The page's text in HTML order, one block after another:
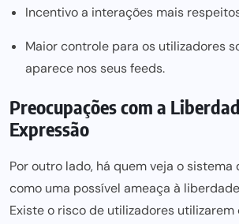
Incentivo a interações mais
Maior controle para os utilizadores
aparece nos seus feeds.
Preocupações com a
Expressão
Por outro lado, há quem veja o sistema
como uma possível ameaça à
Existe o risco de utilizadores utilizarem